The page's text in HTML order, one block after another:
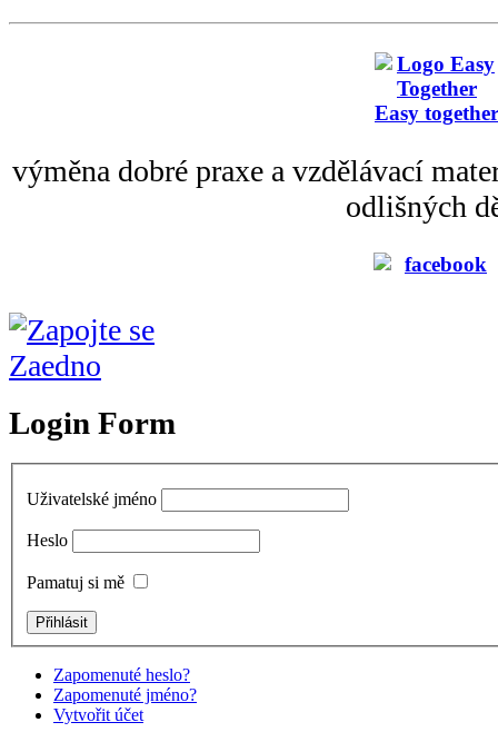
Easy together
výměna dobré praxe a vzdělávací
odlišných
Login Form
Uživatelské jméno
Heslo
Pamatuj si mě
Zapomenuté heslo?
Zapomenuté jméno?
Vytvořit účet